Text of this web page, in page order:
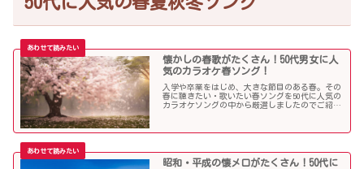
懐かしの春歌がたくさん！50代男女に人
気のカラオケ春ソング！
入学や卒業をはじめ、大きな節目のある春。その
春に聴きたい・歌いたい春ソングを50代に人気の
カラオケソングの中から厳選しましたのでご紹介
昭和・平成の懐メロがたくさん！50代に